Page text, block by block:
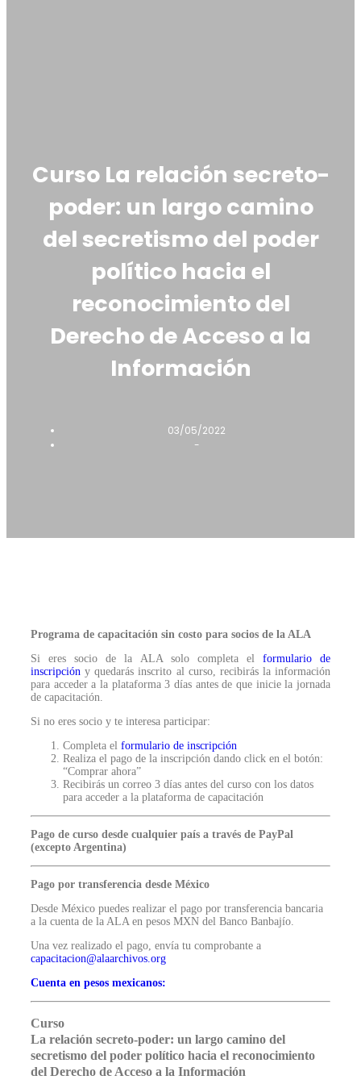
Curso La relación secreto-
poder: un largo camino
del secretismo del poder
político hacia el
reconocimiento del
Derecho de Acceso a la
Información
03/05/2022
-
Programa de capacitación sin costo para socios de la ALA
Si eres socio de la ALA solo completa el formulario de
inscripción y quedarás inscrito al curso, recibirás la información
para acceder a la plataforma 3 días antes de que inicie la jornada
de capacitación.
Si no eres socio y te interesa participar:
Completa el formulario de inscripción
Realiza el pago de la inscripción dando click en el botón:
“Comprar ahora”
Recibirás un correo 3 días antes del curso con los datos
para acceder a la plataforma de capacitación
Pago de curso desde cualquier país a través de PayPal
(excepto Argentina)
Pago por transferencia desde México
Desde México puedes realizar el pago por transferencia bancaria
a la cuenta de la ALA en pesos MXN del Banco Banbajío.
Una vez realizado el pago, envía tu comprobante a
capacitacion@alaarchivos.org
Cuenta en pesos mexicanos:
Curso
La relación secreto-poder: un largo camino del
secretismo del poder político hacia el reconocimiento
del Derecho de Acceso a la Información